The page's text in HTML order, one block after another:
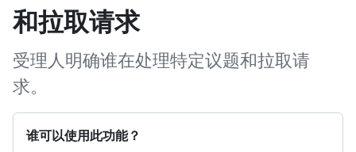
和拉取请求
受理人明确谁在处理特定议题和拉取请
求。
谁可以使用此功能？